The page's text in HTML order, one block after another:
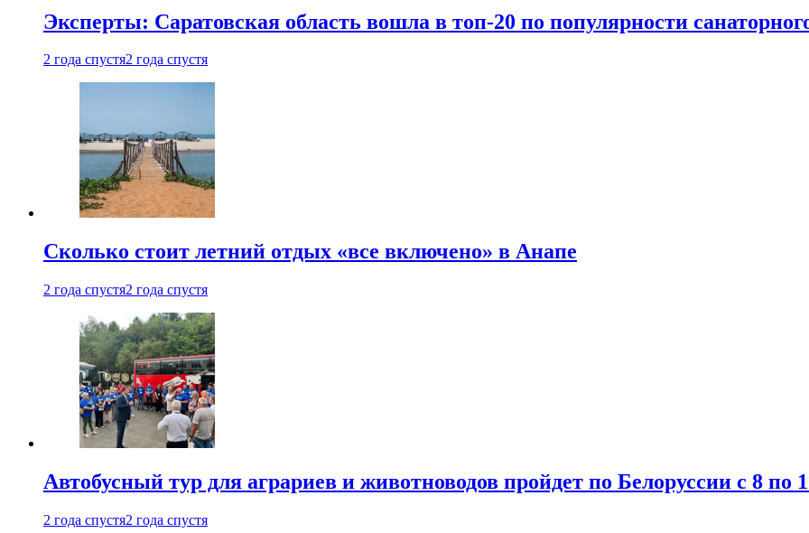
Эксперты: Саратовская область вошла в топ-20 по популярности
2 года спустя2 года спустя
Сколько стоит летний отдых «все включено» в Анапе
2 года спустя2 года спустя
Автобусный тур для аграриев и животноводов пройдет по Белоруссии с 8 по
2 года спустя2 года спустя